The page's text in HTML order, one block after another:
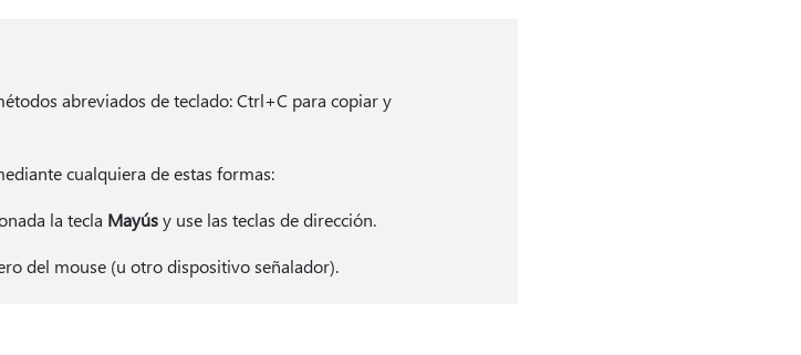
abreviados de teclado: Ctrl+C para copiar y
cualquiera de estas formas:
la tecla Mayúsy use las teclas de dirección.
del mouse (u otro dispositivo señalador).